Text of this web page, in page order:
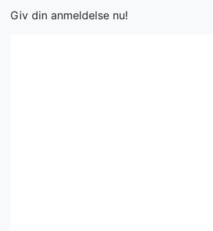
Giv din anmeldelse nu!